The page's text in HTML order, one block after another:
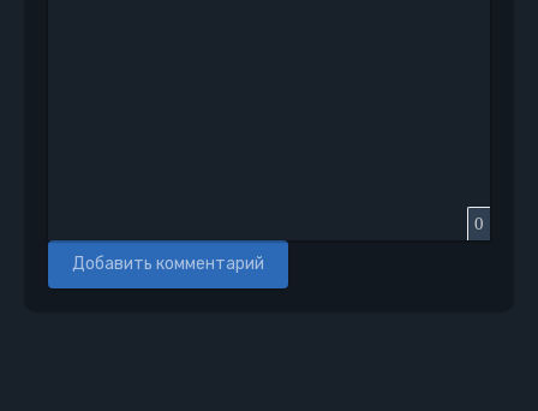
0
Добавить комментарий